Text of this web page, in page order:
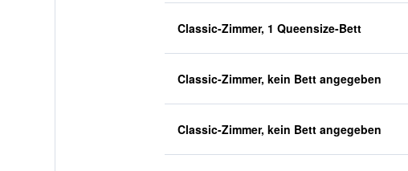
Classic-Zimmer, 1 Queensize-Bett
Classic-Zimmer, kein Bett angegeben
Classic-Zimmer, kein Bett angegeben